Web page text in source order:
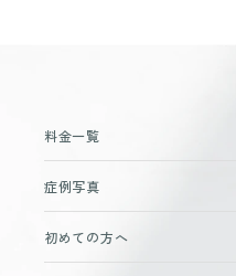
料金一覧
症例写真
初めての方へ